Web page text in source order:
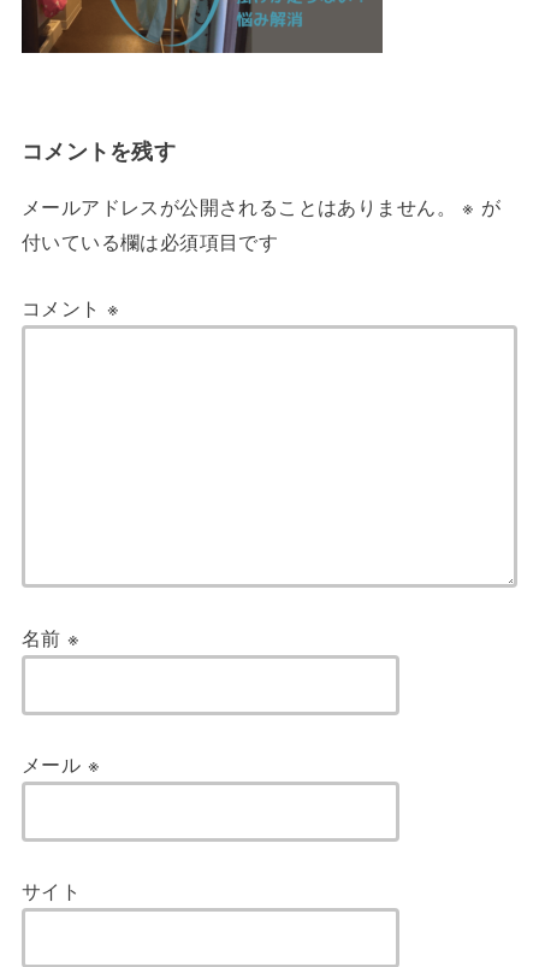
コメントを残す
メールアドレスが公開されることはありません。 ※ が
付いている欄は必須項目です
コメント ※
名前※
メール ※
サイト